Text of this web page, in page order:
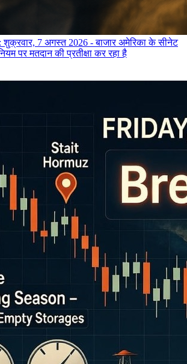
शुक्रवार, 7 अगस्त 2026 - बाजार अमेरिका के सीनेट
पर मतदान की प्रतीक्षा कर रहा है